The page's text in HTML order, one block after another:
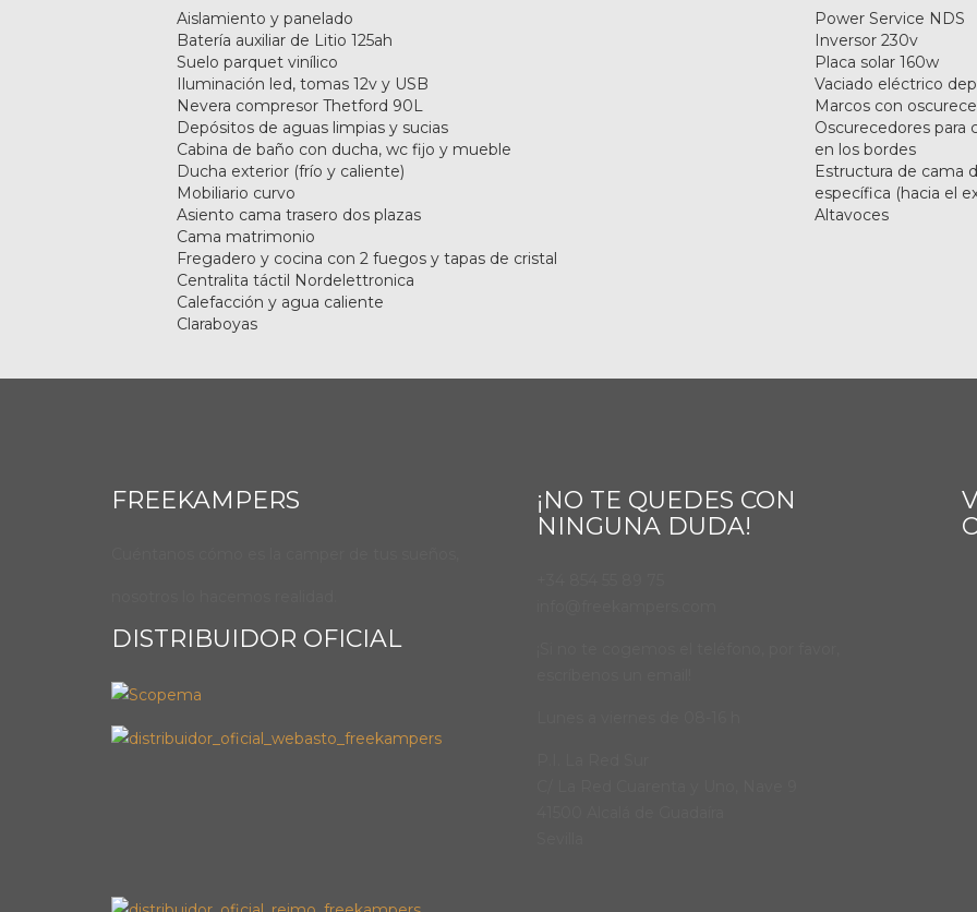
Aislamiento y panelado
Batería auxiliar de Litio 125ah
Suelo parquet vinílico
Iluminación led, tomas 12v y USB
Nevera compresor Thetford 90L
Depósitos de aguas limpias y sucias
Cabina de baño con ducha, wc fijo y mueble
Ducha exterior (frío y caliente)
Mobiliario curvo
Asiento cama trasero dos plazas
Cama matrimonio
Fregadero y cocina con 2 fuegos y tapas de cristal
Centralita táctil Nordelettronica
Calefacción y agua caliente
Claraboyas
Power Service NDS
Inversor 230v
Placa solar 160w
Vaciado eléctrico
Marcos con
Oscurecedores para
en los bordes
Estructura de cama
específica (hacia el
Altavoces
FREEKAMPERS
DISTRIBUIDOR OFICIAL
¡NO TE QUEDES CON
NINGUNA DUDA!